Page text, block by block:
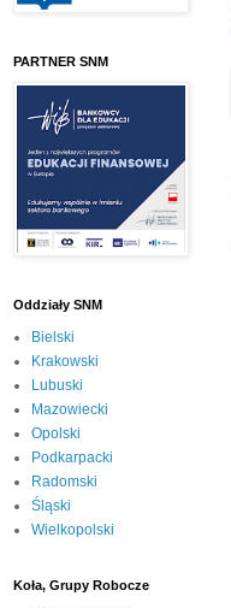
PARTNER SNM
Oddziały SNM
Bielski
Krakowski
Lubuski
Mazowiecki
Opolski
Podkarpacki
Radomski
Śląski
Wielkopolski
Koła, Grupy Robocze